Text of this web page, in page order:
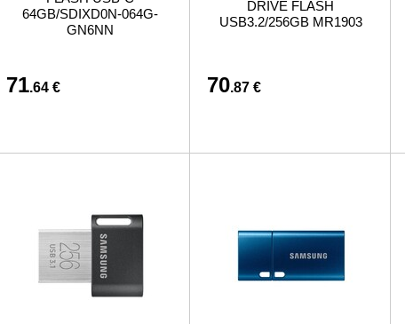
64GB/SDIXD0N-064G-
GN6NN
71.64 €
DRIVE FLASH
USB3.2/256GB MR1903
70.87 €